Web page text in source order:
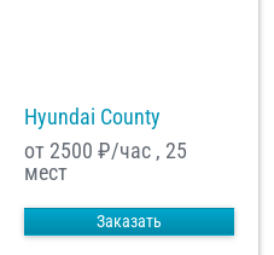
Hyundai County
от 2500 ₽/час , 25
мест
Заказать